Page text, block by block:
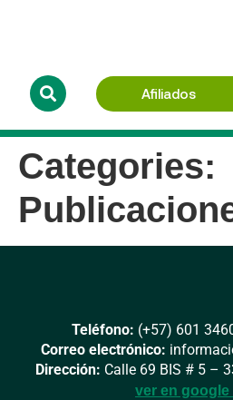
Afiliados
Categories:
Teléfono: (+57) 601
Correo electrónico:
Dirección: Calle 69 BIS # 5 –
ver en google